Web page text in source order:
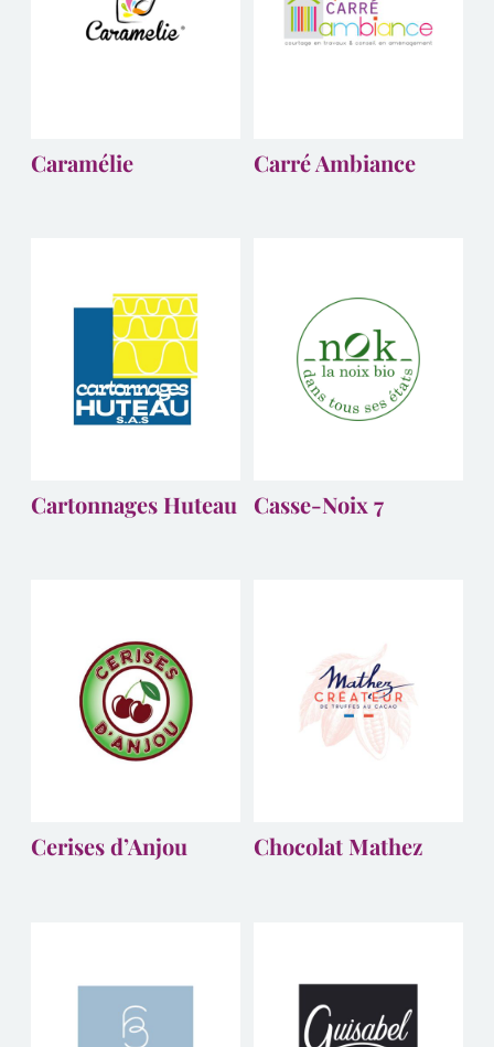
Caramélie Carré Ambiance
Cartonnages Huteau Casse-Noix 7
Cerises d’Anjou Chocolat Mathez